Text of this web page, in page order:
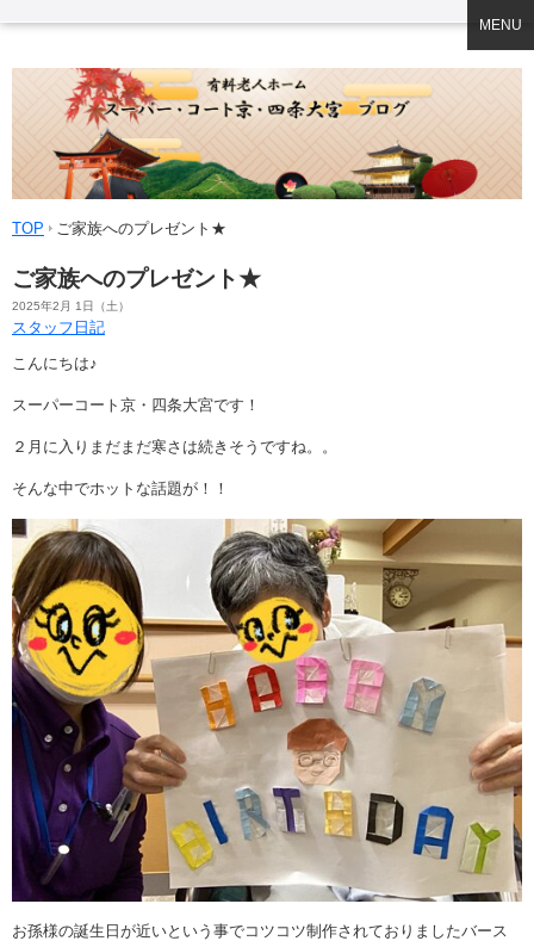
MENU
TOP ご家族へのプレゼント★
ご家族へのプレゼント★
2025年2月 1日（土）
スタッフ日記
こんにちは♪
スーパーコート京・四条大宮です！
２月に入りまだまだ寒さは続きそうですね。。
そんな中でホットな話題が！！
お孫様の誕生日が近いという事でコツコツ制作されておりましたバース